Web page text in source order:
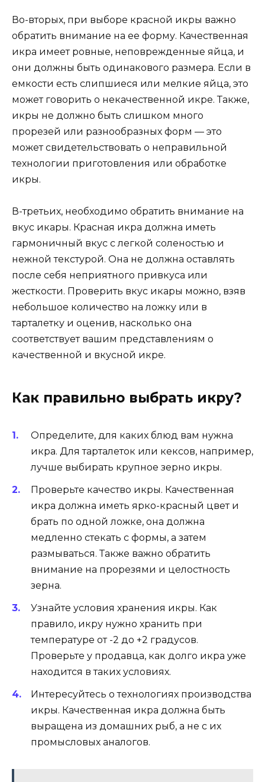
Во-вторых, при выборе красной икры важно
обратить внимание на ее форму. Качественная
икра имеет ровные, неповрежденные яйца, и
они должны быть одинакового размера. Если в
емкости есть слипшиеся или мелкие яйца, это
может говорить о некачественной икре. Также,
икры не должно быть слишком много
прорезей или разнообразных форм — это
может свидетельствовать о неправильной
технологии приготовления или обработке
икры.
В-третьих, необходимо обратить внимание на
вкус икары. Красная икра должна иметь
гармоничный вкус с легкой соленостью и
нежной текстурой. Она не должна оставлять
после себя неприятного привкуса или
жесткости. Проверить вкус икары можно, взяв
небольшое количество на ложку или в
тарталетку и оценив, насколько она
соответствует вашим представлениям о
качественной и вкусной икре.
Как правильно выбрать икру?
Определите, для каких блюд вам нужна
икра. Для тарталеток или кексов, например,
лучше выбирать крупное зерно икры.
Проверьте качество икры. Качественная
икра должна иметь ярко-красный цвет и
брать по одной ложке, она должна
медленно стекать с формы, а затем
размываться. Также важно обратить
внимание на прорезями и целостность
зерна.
Узнайте условия хранения икры. Как
правило, икру нужно хранить при
температуре от -2 до +2 градусов.
Проверьте у продавца, как долго икра уже
находится в таких условиях.
Интересуйтесь о технологиях производства
икры. Качественная икра должна быть
выращена из домашних рыб, а не с их
промысловых аналогов.